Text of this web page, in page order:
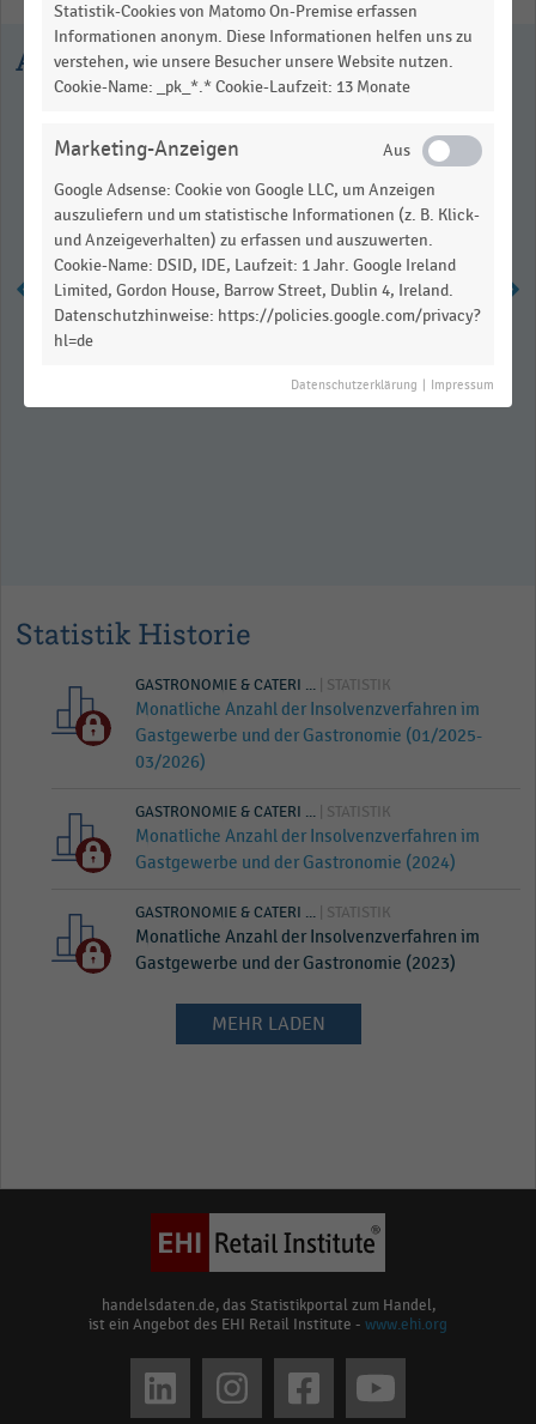
Ausgewählte Statistiken
Anzahl der Insolvenzen in
Statistik Historie
GASTRONOMIE & CATERI ... | STATISTIK
Monatliche Anzahl der Insolvenzverfahren im
Gastgewerbe und der Gastronomie (01/2025-
03/2026)
GASTRONOMIE & CATERI ... | STATISTIK
Monatliche Anzahl der Insolvenzverfahren im
Gastgewerbe und der Gastronomie (2024)
GASTRONOMIE & CATERI ... | STATISTIK
Monatliche Anzahl der Insolvenzverfahren im
Gastgewerbe und der Gastronomie (2023)
MEHR LADEN
handelsdaten.de, das Statistikportal zum Handel,
ist ein Angebot des EHI Retail Institute - www.ehi.org
Statistik-Cookies von Matomo On-Premise erfassen
Informationen anonym. Diese Informationen helfen uns zu
verstehen, wie unsere Besucher unsere Website nutzen.
Cookie-Name: _pk_*.* Cookie-Laufzeit: 13 Monate
Marketing-Anzeigen
Google Adsense: Cookie von Google LLC, um Anzeigen
auszuliefern und um statistische Informationen (z. B. Klick-
und Anzeigeverhalten) zu erfassen und auszuwerten.
Cookie-Name: DSID, IDE, Laufzeit: 1 Jahr. Google Ireland
Limited, Gordon House, Barrow Street, Dublin 4, Ireland.
Datenschutzhinweise: https://policies.google.com/privacy?
hl=de
Datenschutzerklärung Impressum